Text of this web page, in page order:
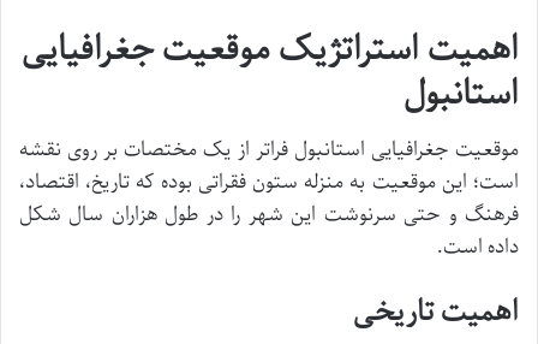
اهمیت استراتژیک موقعیت جغرافیایی
استانبول
موقعیت جغرافیایی استانبول فراتر از یک مختصات بر روی نقشه
است؛ این موقعیت به منزله ستون فقراتی بوده که تاریخ، اقتصاد،
فرهنگ و حتی سرنوشت این شهر را در طول هزاران سال شکل
داده است.
اهمیت تاریخی